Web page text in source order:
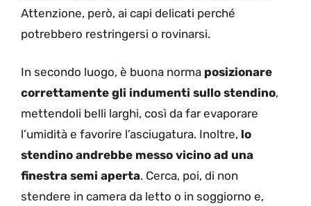
Attenzione, però, ai capi delicati perché
potrebbero restringersi o rovinarsi.
In secondo luogo, è buona norma posizionare
correttamente gli indumenti sullo stendino,
mettendoli belli larghi, così da far evaporare
l’umidità e favorire l’asciugatura. Inoltre, lo
stendino andrebbe messo vicino ad una
finestra semi aperta. Cerca, poi, di non
stendere in camera da letto o in soggiorno e,